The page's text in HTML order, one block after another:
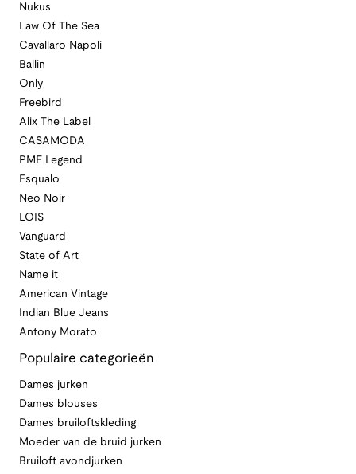
Nukus
Law Of The Sea
Cavallaro Napoli
Ballin
Only
Freebird
Alix The Label
CASAMODA
PME Legend
Esqualo
Neo Noir
LOIS
Vanguard
State of Art
Name it
American Vintage
Indian Blue Jeans
Antony Morato
Populaire categorieën
Dames jurken
Dames blouses
Dames bruiloftskleding
Moeder van de bruid jurken
Bruiloft avondjurken